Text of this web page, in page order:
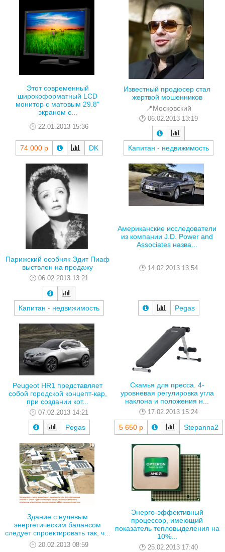
Этот современный
широкоформатный LCD
монитор с матовым 29.8"
экраном с...
22.01.2013 15:36
74 000 р DK
Известный продюсер стал
жертвой мошенников
📍Московский
06.02.2013 13:19
Капитан - недвижимость
Парижский особняк Эдит Пиаф
выствлен на продажу
06.02.2013 13:21
Капитан - недвижимость
Американские исследователи
из компании J.D. Power and
Associates назва...
14.02.2013 13:54
Pegas
Peugeot HR1 представляет
собой городской концепт-кар,
при создании кот...
07.02.2013 14:21
Pegas
Скамья для пресса. 4-
уровневая регулировка угла
наклона и положения н...
17.02.2013 15:24
5 650 р Stepanna2
Здание с нулевым
энергетическим балансом
следует спроектировать так, ч...
20.02.2013 08:59
Энерго-эффективный
процессор, имеющий
показатель тепловыделения на
10%...
25.02.2013 17:40